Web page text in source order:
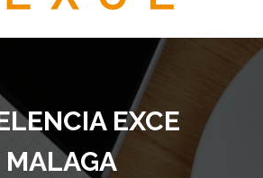
EXCE
MALAGA